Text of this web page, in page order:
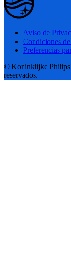
Aviso de
Condiciones
Preferencias
© Koninklijke Philips
reservados.